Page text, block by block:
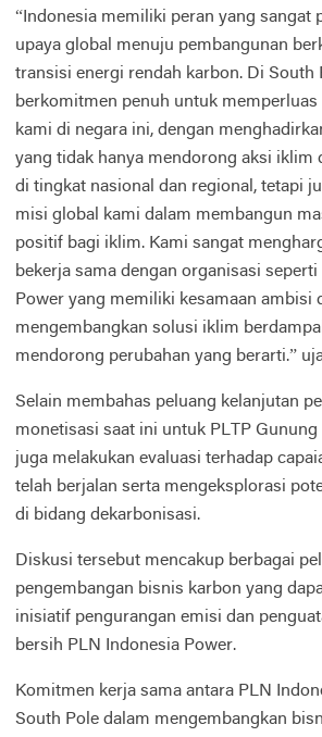
“Indonesia memiliki peran yang sangat
upaya global menuju pembangunan
transisi energi rendah karbon. Di South
berkomitmen penuh untuk
kami di negara ini, dengan
yang tidak hanya mendorong aksi iklim
di tingkat nasional dan regional, tetapi
misi global kami dalam membangun
positif bagi iklim. Kami sangat
bekerja sama dengan organisasi
Power yang memiliki kesamaan ambisi
mengembangkan solusi iklim
mendorong perubahan yang berarti.”
Selain membahas peluang kelanjutan
monetisasi saat ini untuk PLTP Gunung
juga melakukan evaluasi terhadap
telah berjalan serta mengeksplorasi
di bidang dekarbonisasi.
Diskusi tersebut mencakup berbagai
pengembangan bisnis karbon yang
inisiatif pengurangan emisi dan
bersih PLN Indonesia Power.
Komitmen kerja sama antara PLN
South Pole dalam mengembangkan